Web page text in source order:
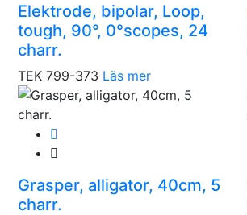
Elektrode, bipolar, Loop,
tough, 90°, 0°scopes, 24
charr.
TEK 799-373 Läs mer
Grasper, alligator, 40cm, 5
charr.